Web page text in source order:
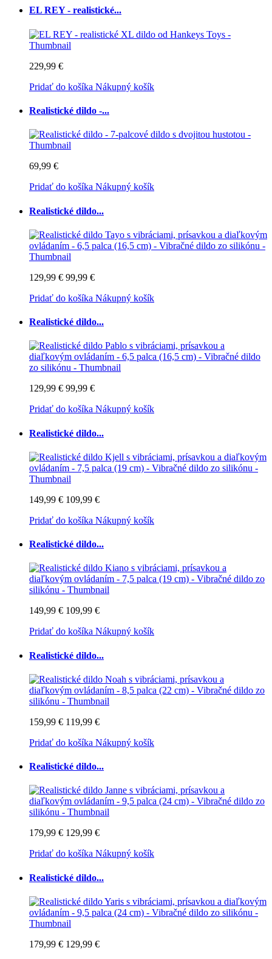
EL REY - realistické...
229,99 €
Pridať do košíka Nákupný košík
Realistické dildo -...
69,99 €
Pridať do košíka Nákupný košík
Realistické dildo...
129,99 € 99,99 €
Pridať do košíka Nákupný košík
Realistické dildo...
129,99 € 99,99 €
Pridať do košíka Nákupný košík
Realistické dildo...
149,99 € 109,99 €
Pridať do košíka Nákupný košík
Realistické dildo...
149,99 € 109,99 €
Pridať do košíka Nákupný košík
Realistické dildo...
159,99 € 119,99 €
Pridať do košíka Nákupný košík
Realistické dildo...
179,99 € 129,99 €
Pridať do košíka Nákupný košík
Realistické dildo...
179,99 € 129,99 €